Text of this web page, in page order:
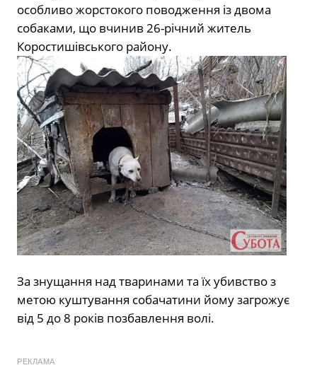
особливо жорстокого поводження із двома
собаками, що вчинив 26-річний житель
Коростишівського району.
За знущання над тваринами та їх убивство з
метою куштування собачатини йому загрожує
від 5 до 8 років позбавлення волі.
РЕКЛАМА